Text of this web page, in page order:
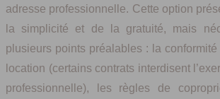
adresse professionnelle. Cette option
la simplicité et de la gratuité, mais
plusieurs points préalables : la
location (certains contrats interdisent
professionnelle), les règles de